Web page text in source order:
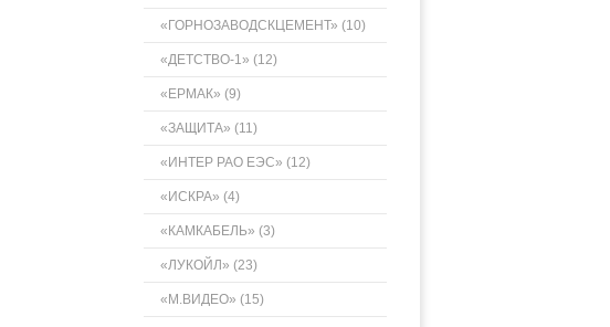
«ГОРНОЗАВОДСКЦЕМЕНТ» (10)
«ДЕТСТВО-1» (12)
«ЕРМАК» (9)
«ЗАЩИТА» (11)
«ИНТЕР РАО ЕЭС» (12)
«ИСКРА» (4)
«КАМКАБЕЛЬ» (3)
«ЛУКОЙЛ» (23)
«М.ВИДЕО» (15)